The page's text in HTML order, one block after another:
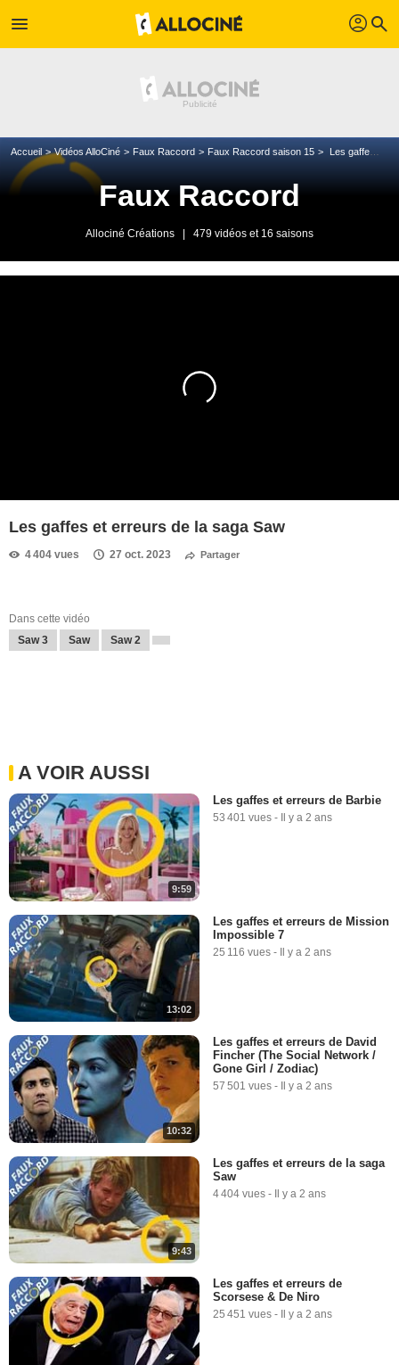
menu profil search
Accueil Vidéos AlloCiné Faux Raccord Faux Raccord saison 15 Les gaffes et erreurs de la saga Saw
Faux Raccord
Allociné Créations 479 vidéos et 16 saisons
Les gaffes et erreurs de la saga Saw
4 404 vues 27 oct. 2023 Partager
Dans cette vidéo
Saw 3
Saw Saw 2
A VOIR AUSSI
9:59
Les gaffes et erreurs de Barbie
53 401 vues - Il y a 2 ans
13:02
Les gaffes et erreurs de Mission
Impossible 7
25 116 vues - Il y a 2 ans
10:32
Les gaffes et erreurs de David
Fincher (The Social Network /
Gone Girl / Zodiac)
57 501 vues - Il y a 2 ans
9:43
Les gaffes et erreurs de la saga
Saw
4 404 vues - Il y a 2 ans
Les gaffes et erreurs de
Scorsese & De Niro
25 451 vues - Il y a 2 ans